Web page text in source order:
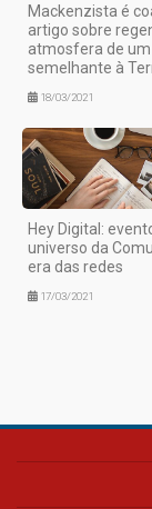
Mackenzista é
artigo sobre
atmosfera de
semelhante à
18/03/2021
Hey Digital:
universo da
era das redes
17/03/2021